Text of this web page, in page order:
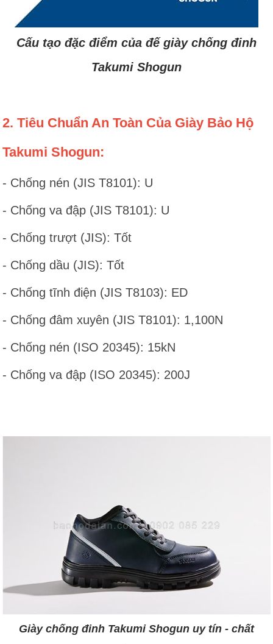
Cấu tạo đặc điểm của đế giày chống đinh
Takumi Shogun
2. Tiêu Chuẩn An Toàn Của Giày Bảo Hộ
Takumi Shogun:
- Chống nén (JIS T8101): U
- Chống va đập (JIS T8101): U
- Chống trượt (JIS): Tốt
- Chống dầu (JIS): Tốt
- Chống tĩnh điện (JIS T8103): ED
- Chống đâm xuyên (JIS T8101): 1,100N
- Chống nén (ISO 20345): 15kN
- Chống va đập (ISO 20345): 200J
Giày chống đinh Takumi Shogun uy tín - chất